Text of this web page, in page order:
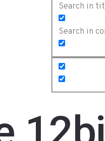
Search in
Search in